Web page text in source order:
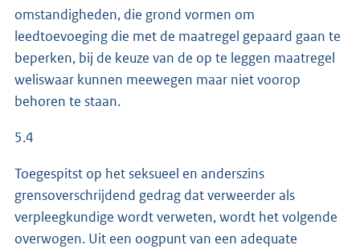
omstandigheden, die grond vormen om
leedtoevoeging die met de maatregel gepaard gaan te
beperken, bij de keuze van de op te leggen maatregel
weliswaar kunnen meewegen maar niet voorop
behoren te staan.
5.4
Toegespitst op het seksueel en anderszins
grensoverschrijdend gedrag dat verweerder als
verpleegkundige wordt verweten, wordt het volgende
overwogen. Uit een oogpunt van een adequate